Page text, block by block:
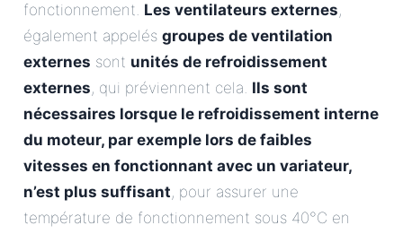
fonctionnement. Les ventilateurs externes,
également appelés groupes de ventilation
externes sont unités de refroidissement
externes, qui préviennent cela. Ils sont
nécessaires lorsque le refroidissement interne
du moteur, par exemple lors de faibles
vitesses en fonctionnant avec un variateur,
n’est plus suffisant, pour assurer une
température de fonctionnement sous 40°C en